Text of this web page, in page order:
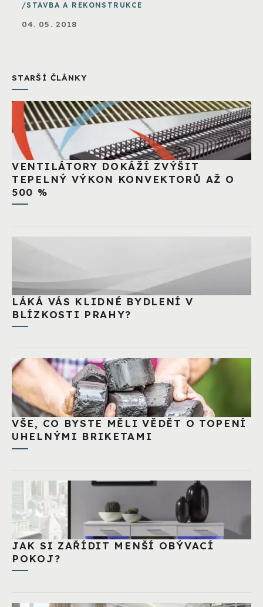
STAVBA A REKONSTRUKCE
04. 05. 2018
STARŠÍ ČLÁNKY
VENTILÁTORY DOKÁŽÍ ZVÝŠIT
TEPELNÝ VÝKON KONVEKTORŮ AŽ O
500 %
LÁKÁ VÁS KLIDNÉ BYDLENÍ V
BLÍZKOSTI PRAHY?
VŠE, CO BYSTE MĚLI VĚDĚT O TOPENÍ
UHELNÝMI BRIKETAMI
JAK SI ZAŘÍDIT MENŠÍ OBÝVACÍ
POKOJ?